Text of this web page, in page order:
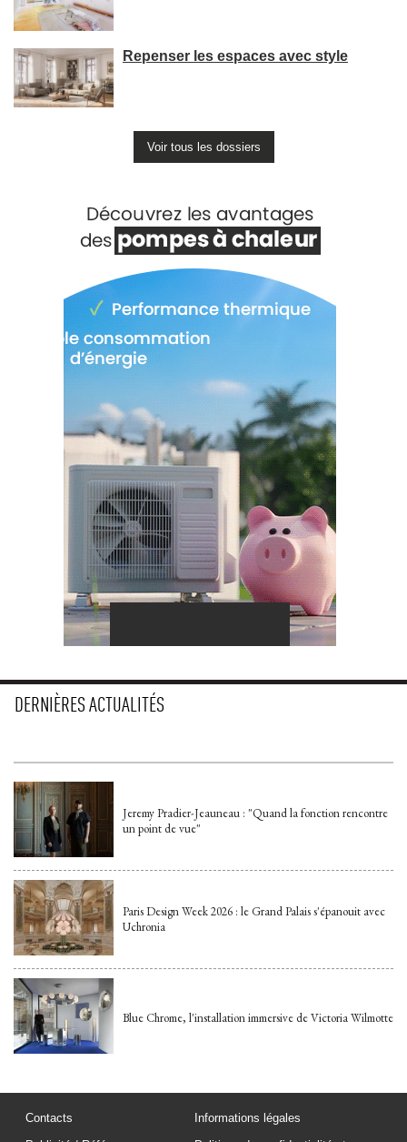
Repenser les espaces avec style
Voir tous les dossiers
DERNIÈRES ACTUALITÉS
Jeremy Pradier-Jeauneau : "Quand la fonction rencontre
un point de vue"
Paris Design Week 2026 : le Grand Palais s'épanouit avec
Uchronia
Blue Chrome, l'installation immersive de Victoria Wilmotte
Contacts
Informations légales